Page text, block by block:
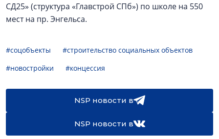
СД25» (структура «Главстрой СПб») по школе на 550
мест на пр. Энгельса.
#соцобъекты
#строительство социальных объектов
#новостройки
#концессия
NSP новости в
NSP новости в